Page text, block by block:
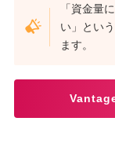
「資金量
い」とい
ます。